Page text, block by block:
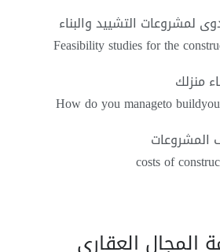
لمشروعات التشييد والبناء
Feasibility studies for the
منزلك
How do you manageto
المشروعات
costs of